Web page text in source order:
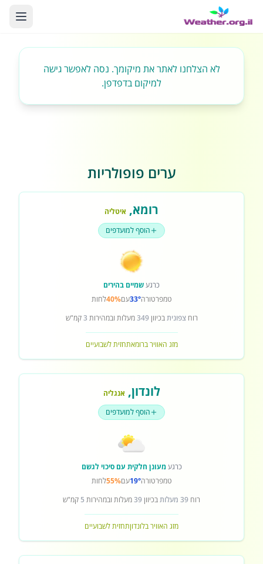
לא הצלחנו לאתר את מיקומך. נסה לאפשר גישה
למיקום בדפדפן.
ערים פופולריות
רומא, איטליה
הוסף למועדפים
כרגעשמיים בהירים
טמפרטורה33°עם40%לחות
רוחצפוניתבכיוון349מעלות ובמהירות 3קמ"ש
מזג האוויר ברומאתחזית לשבועיים
לונדון, אנגליה
הוסף למועדפים
כרגעמעונן חלקית עם סיכוי לגשם
טמפרטורה19°עם55%לחות
רוח 39 מעלות בכיוון39מעלות ובמהירות 5 קמ"ש
מזג האוויר בלונדוןתחזית לשבועיים